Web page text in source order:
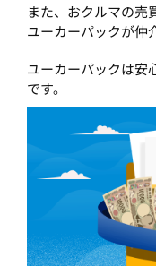
また、おクルマの売
ユーカーパックが仲
ユーカーパックは安
です。